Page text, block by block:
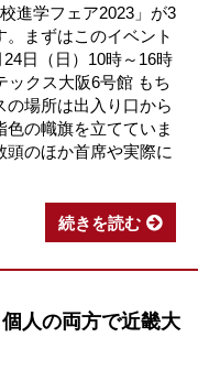
進学フェア2023」が3
まずはこのイベント
日（日）10時～16時
クス大阪6号館 もち
場所は出入り口から
の幟旗を立てていま
のほか首席や実際に
続きを読む
人の両方で近畿大